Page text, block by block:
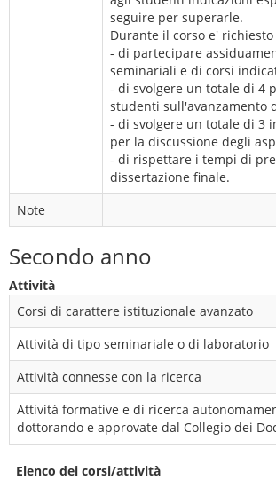
seguire per superarle.
Durante il corso e'
- di partecipare
seminariali e di corsi
- di svolgere un totale di 4
studenti sull'avanzamento
- di svolgere un totale di 3
per la discussione degli
- di rispettare i tempi di
dissertazione finale.
Note
Secondo anno
Attività
Corsi di carattere istituzionale avanzato
Attività di tipo seminariale o di laboratorio
Attività connesse con la ricerca
Attività formative e di ricerca
dottorando e approvate dal Collegio dei
Elenco dei corsi/attività